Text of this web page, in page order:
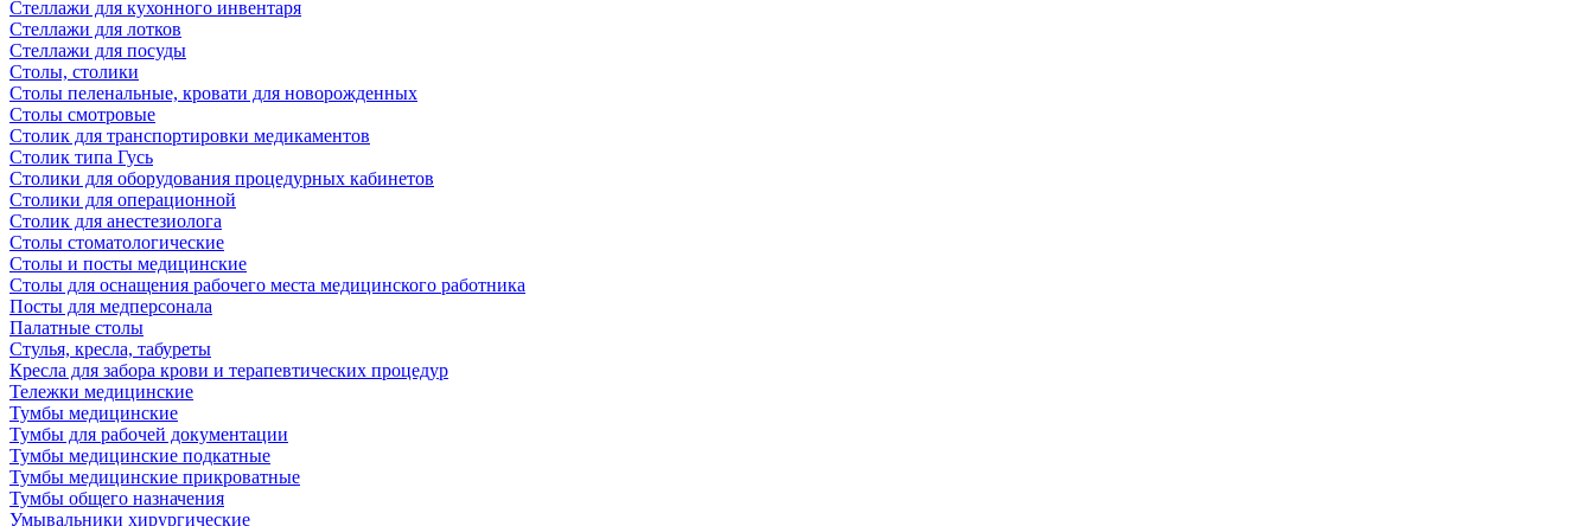
Стеллажи для кухонного инвентаря
Стеллажи для лотков
Стеллажи для посуды
Столы, столики
Столы пеленальные, кровати для новорожденных
Столы смотровые
Столик для транспортировки медикаментов
Столик типа Гусь
Столики для оборудования процедурных кабинетов
Столики для операционной
Столик для анестезиолога
Столы стоматологические
Столы и посты медицинские
Столы для оснащения рабочего места медицинского работника
Посты для медперсонала
Палатные столы
Стулья, кресла, табуреты
Кресла для забора крови и терапевтических процедур
Тележки медицинские
Тумбы медицинские
Тумбы для рабочей документации
Тумбы медицинские подкатные
Тумбы медицинские прикроватные
Тумбы общего назначения
Умывальники хирургические